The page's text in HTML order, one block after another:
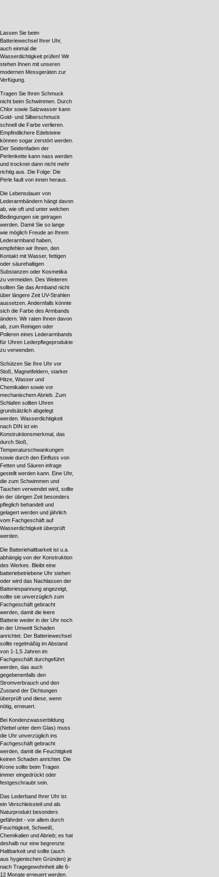
Lassen Sie beim
Batteriewechsel Ihrer Uhr,
auch einmal die
Wasserdichtigkeit prüfen! Wir
stehen Ihnen mit unseren
modernen Messgeräten zur
Verfügung.
Tragen Sie Ihren Schmuck
nicht beim Schwimmen. Durch
Chlor sowie Salzwasser kann
Gold- und Silberschmuck
schnell die Farbe verlieren.
Empfindlichere Edelsteine
können sogar zerstört werden.
Der Seidenfaden der
Perlenkette kann nass werden
und trocknet dann nicht mehr
richtig aus. Die Folge: Die
Perle fault von innen heraus.
Die Lebensdauer von
Lederarmbändern hängt davon
ab, wie oft und unter welchen
Bedingungen sie getragen
werden. Damit Sie so lange
wie möglich Freude an Ihrem
Lederarmband haben,
empfehlen wir Ihnen, den
Kontakt mit Wasser, fettigen
oder säurehaltigen
Substanzen oder Kosmetika
zu vermeiden. Des Weiteren
sollten Sie das Armband nicht
über längere Zeit UV-Strahlen
aussetzen. Andernfalls könnte
sich die Farbe des Armbands
ändern. Wir raten Ihnen davon
ab, zum Reinigen oder
Polieren eines Lederarmbands
für Uhren Lederpflegeprodukte
zu verwenden.
Schützen Sie Ihre Uhr vor
Stoß, Magnetfeldern, starker
Hitze, Wasser und
Chemikalien sowie vor
mechanischem Abrieb. Zum
Schlafen sollten Uhren
grundsätzlich abgelegt
werden. Wasserdichtigkeit
nach DIN ist ein
Konstruktionsmerkmal, das
durch Stoß,
Temperaturschwankungen
sowie durch den Einfluss von
Fetten und Säuren infrage
gestellt werden kann. Eine Uhr,
die zum Schwimmen und
Tauchen verwendet wird, sollte
in der übrigen Zeit besonders
pfleglich behandelt und
gelagert werden und jährlich
vom Fachgeschäft auf
Wasserdichtigkeit überprüft
werden.
Die Batteriehaltbarkeit ist u.a.
abhängig von der Konstruktion
des Werkes. Bleibt eine
batteriebetriebene Uhr stehen
oder wird das Nachlassen der
Batteriespannung angezeigt,
sollte sie unverzüglich zum
Fachgeschäft gebracht
werden, damit die leere
Batterie weder in der Uhr noch
in der Umwelt Schaden
anrichtet. Der Batteriewechsel
sollte regelmäßig im Abstand
von 1-1,5 Jahren im
Fachgeschäft durchgeführt
werden, das auch
gegebenenfalls den
Stromverbrauch und den
Zustand der Dichtungen
überprüft und diese, wenn
nötig, erneuert.
Bei Kondenzwasserbildung
(Nebel unter dem Glas) muss
die Uhr unverzüglich ins
Fachgeschäft gebracht
werden, damit die Feuchtigkeit
keinen Schaden anrichtet. Die
Krone sollte beim Tragen
immer eingedrückt oder
festgeschraubt sein.
Das Lederband Ihrer Uhr ist
ein Verschleissteil und als
Naturprodukt besonders
gefährdet - vor allem durch
Feuchtigkeit, Schweiß,
Chemikalien und Abrieb; es hat
deshalb nur eine begrenzte
Haltbarkeit und sollte (auch
aus hygienischen Gründen) je
nach Tragegewohnheit alle 6-
12 Monate erneuert werden.